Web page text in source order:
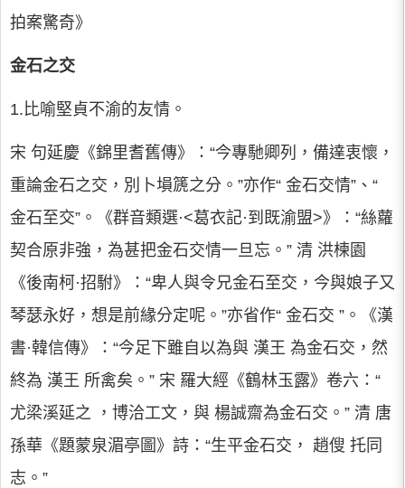
拍案驚奇》
金石之交
1.比喻堅貞不渝的友情。
宋 句延慶《錦里耆舊傳》：“今專馳卿列，備達衷懷，
重論金石之交，別卜塤篪之分。”亦作“ 金石交情”、“
金石至交”。《群音類選·<葛衣記·到既渝盟>》：“絲蘿
契合原非強，為甚把金石交情一旦忘。” 清 洪楝園
《後南柯·招駙》：“卑人與令兄金石至交，今與娘子又
琴瑟永好，想是前緣分定呢。”亦省作“ 金石交 ”。《漢
書·韓信傳》：“今足下雖自以為與 漢王 為金石交，然
終為 漢王 所禽矣。” 宋 羅大經《鶴林玉露》卷六：“
尤梁溪延之 ，博洽工文，與 楊誠齋為金石交。” 清 唐
孫華《題蒙泉湄亭圖》詩：“生平金石交， 趙傁 托同
志。”